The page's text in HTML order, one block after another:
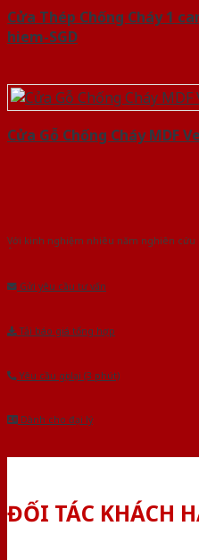
Cửa Thép Chống Cháy 1
hiem-SGD
Cửa Gỗ Chống Cháy MDF
Với kinh nghiệm nhiêu năm nghiên
Gửi yêu cầu tư vấn
Tải báo giá tổng hợp
Yêu cầu gọi lại (3 phút)
Dành cho đại lý
ĐỐI TÁC KHÁCH